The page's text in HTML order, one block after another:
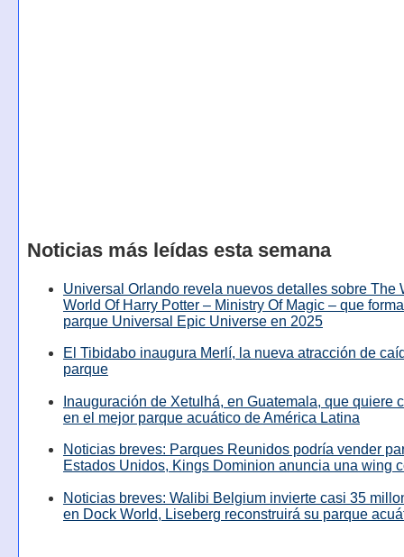
Noticias más leídas esta semana
Universal Orlando revela nuevos detalles sobre The
World Of Harry Potter – Ministry Of Magic – que
parque Universal Epic Universe en 2025
El Tibidabo inaugura Merlí, la nueva atracción de
parque
Inauguración de Xetulhá, en Guatemala, que quiere
en el mejor parque acuático de América Latina
Noticias breves: Parques Reunidos podría vender
Estados Unidos, Kings Dominion anuncia una wing
Noticias breves: Walibi Belgium invierte casi 35
en Dock World, Liseberg reconstruirá su parque